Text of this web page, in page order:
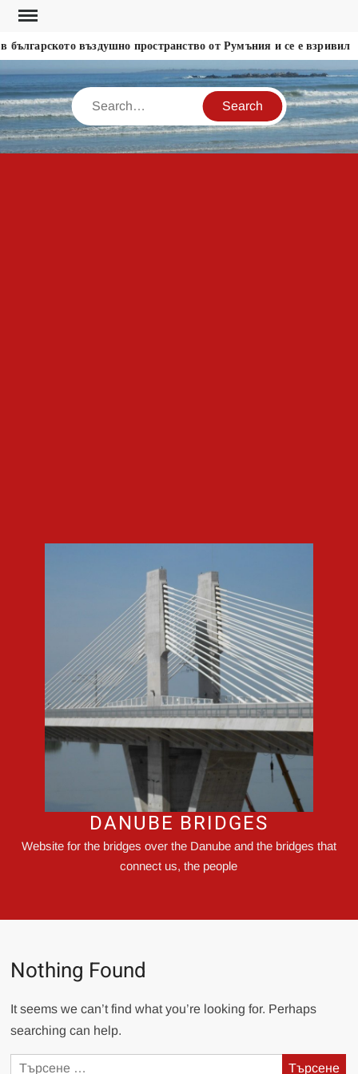
Skip
content
въздушно пространство от Румъния и се е взривил
Search
DANUBE BRIDGES
Website for the bridges over the Danube and the bridges that
connect us, the people
Nothing Found
It seems we can’t find what you’re looking for. Perhaps
searching can help.
Търсене